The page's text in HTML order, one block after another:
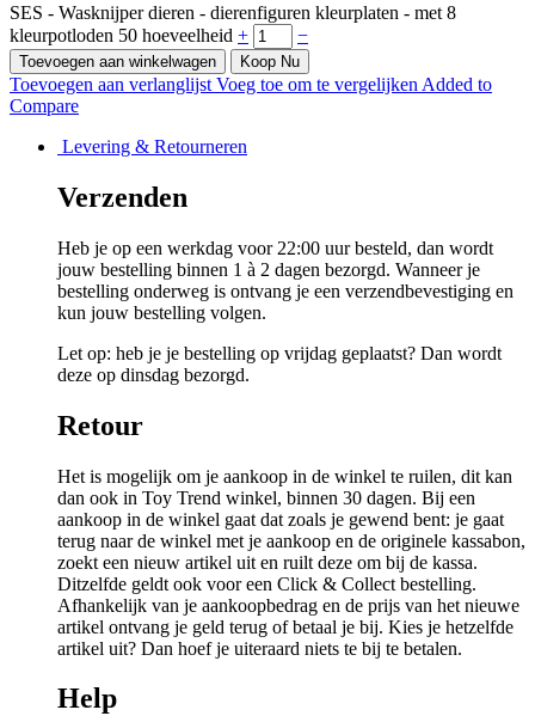
SES - Wasknijper dieren - dierenfiguren kleurplaten - met 8
kleurpotloden 50 hoeveelheid + −
Toevoegen aan winkelwagen Koop Nu
Toevoegen aan verlanglijst Voeg toe om te vergelijken Added to
Compare
Levering & Retourneren
Verzenden
Heb je op een werkdag voor 22:00 uur besteld, dan wordt
jouw bestelling binnen 1 à 2 dagen bezorgd. Wanneer je
bestelling onderweg is ontvang je een verzendbevestiging en
kun jouw bestelling volgen.
Let op: heb je je bestelling op vrijdag geplaatst? Dan wordt
deze op dinsdag bezorgd.
Retour
Het is mogelijk om je aankoop in de winkel te ruilen, dit kan
dan ook in Toy Trend winkel, binnen 30 dagen. Bij een
aankoop in de winkel gaat dat zoals je gewend bent: je gaat
terug naar de winkel met je aankoop en de originele kassabon,
zoekt een nieuw artikel uit en ruilt deze om bij de kassa.
Ditzelfde geldt ook voor een Click & Collect bestelling.
Afhankelijk van je aankoopbedrag en de prijs van het nieuwe
artikel ontvang je geld terug of betaal je bij. Kies je hetzelfde
artikel uit? Dan hoef je uiteraard niets te bij te betalen.
Help